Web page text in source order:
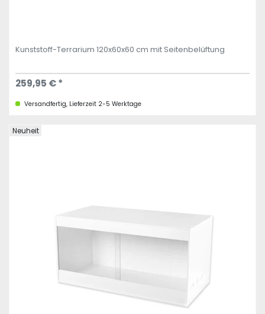
Kunststoff-Terrarium 120x60x60 cm mit Seitenbelüftung
259,95 € *
Versandfertig, Lieferzeit 2-5 Werktage
Neuheit